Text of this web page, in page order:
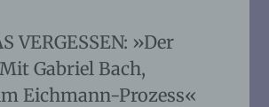
VERGESSEN: »Der
Gabriel Bach,
Eichmann-Prozess«